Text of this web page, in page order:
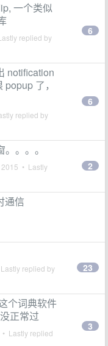
一个类似
replied by
6
notification
了，
replied by
6
。。。
• Lastly
2
通信
replied by 23
个词典软件
正常过
• Lastly replied
3